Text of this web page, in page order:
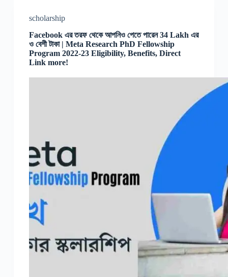
scholarship
Facebook এর তরফ থেকে আপনিও পেতে পারেন 34 Lakh এর
ও বেশী টাকা | Meta Research PhD Fellowship
Program 2022-23 Eligibility, Benefits, Direct
Link more!